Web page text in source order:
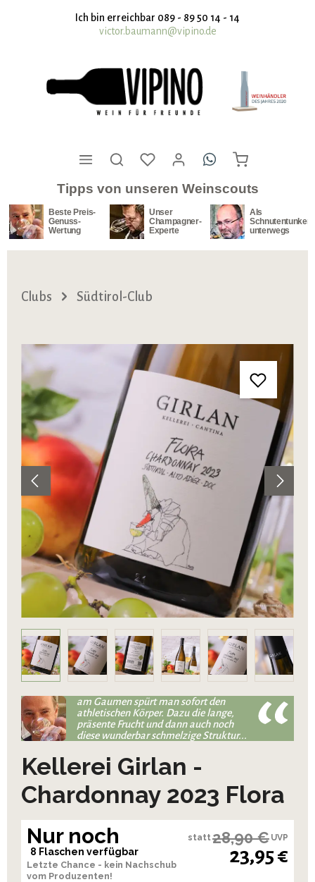
springenIch bin erreichbar 089 - 89 50 14 - 14
victor.baumann@vipino.de
Tipps von unseren Weinscouts
Beste Preis-
Genuss-
Wertung
Unser
Champagner-
Experte
Als
Schnutentunker
unterwegs
Clubs Südtirol-Club
Bildergalerie überspringen
am Gaumen spürt man sofort den
athletischen Körper. Dazu die lange,
präsente Frucht und dann auch noch
diese wunderbar schmelzige Struktur...
Kellerei Girlan -
Chardonnay 2023 Flora
Nur noch
8 Flaschen verfügbar
Letzte Chance - kein Nachschub
vom Produzenten!
statt28,90 € UVP
23,95 €